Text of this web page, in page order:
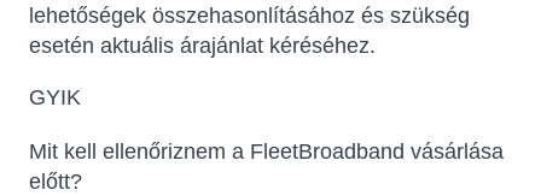
lehetőségek összehasonlításához és szükség
esetén aktuális árajánlat kéréséhez.
GYIK
Mit kell ellenőriznem a FleetBroadband vásárlása
előtt?